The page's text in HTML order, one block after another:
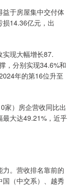
于房屋集中交付体
14.36亿元，出
现大幅增长87.
，分别实现34.6%和
年的第16位升至
）房企营收同比出
最大达49.21%，近乎
。营收排名靠前的
（中交系）、越秀